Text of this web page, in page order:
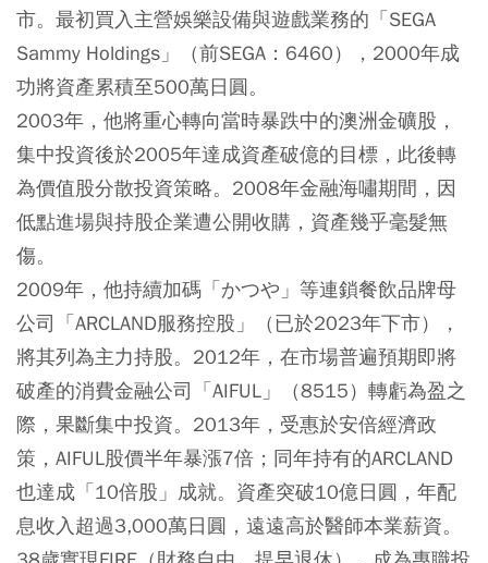
市。最初買入主營娛樂設備與遊戲業務的「SEGA
Sammy Holdings」（前SEGA：6460），2000年成
功將資產累積至500萬日圓。
2003年，他將重心轉向當時暴跌中的澳洲金礦股，
集中投資後於2005年達成資產破億的目標，此後轉
為價值股分散投資策略。2008年金融海嘯期間，因
低點進場與持股企業遭公開收購，資產幾乎毫髮無
傷。
2009年，他持續加碼「かつや」等連鎖餐飲品牌母
公司「ARCLAND服務控股」（已於2023年下市），
將其列為主力持股。2012年，在市場普遍預期即將
破產的消費金融公司「AIFUL」（8515）轉虧為盈之
際，果斷集中投資。2013年，受惠於安倍經濟政
策，AIFUL股價半年暴漲7倍；同年持有的ARCLAND
也達成「10倍股」成就。資產突破10億日圓，年配
息收入超過3,000萬日圓，遠遠高於醫師本業薪資。